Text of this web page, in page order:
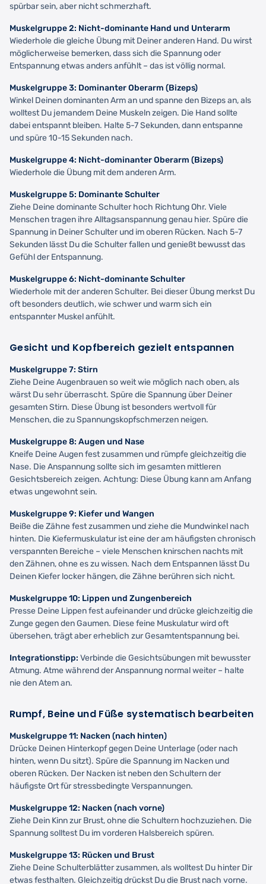
spürbar sein, aber nicht schmerzhaft.
Muskelgruppe 2: Nicht-dominante Hand und Unterarm
Wiederhole die gleiche Übung mit Deiner anderen Hand. Du wirst
möglicherweise bemerken, dass sich die Spannung oder
Entspannung etwas anders anfühlt – das ist völlig normal.
Muskelgruppe 3: Dominanter Oberarm (Bizeps)
Winkel Deinen dominanten Arm an und spanne den Bizeps an, als
wolltest Du jemandem Deine Muskeln zeigen. Die Hand sollte
dabei entspannt bleiben. Halte 5-7 Sekunden, dann entspanne
und spüre 10-15 Sekunden nach.
Muskelgruppe 4: Nicht-dominanter Oberarm (Bizeps)
Wiederhole die Übung mit dem anderen Arm.
Muskelgruppe 5: Dominante Schulter
Ziehe Deine dominante Schulter hoch Richtung Ohr. Viele
Menschen tragen ihre Alltagsanspannung genau hier. Spüre die
Spannung in Deiner Schulter und im oberen Rücken. Nach 5-7
Sekunden lässt Du die Schulter fallen und genießt bewusst das
Gefühl der Entspannung.
Muskelgruppe 6: Nicht-dominante Schulter
Wiederhole mit der anderen Schulter. Bei dieser Übung merkst Du
oft besonders deutlich, wie schwer und warm sich ein
entspannter Muskel anfühlt.
Gesicht und Kopfbereich gezielt entspannen
Muskelgruppe 7: Stirn
Ziehe Deine Augenbrauen so weit wie möglich nach oben, als
wärst Du sehr überrascht. Spüre die Spannung über Deiner
gesamten Stirn. Diese Übung ist besonders wertvoll für
Menschen, die zu Spannungskopfschmerzen neigen.
Muskelgruppe 8: Augen und Nase
Kneife Deine Augen fest zusammen und rümpfe gleichzeitig die
Nase. Die Anspannung sollte sich im gesamten mittleren
Gesichtsbereich zeigen. Achtung: Diese Übung kann am Anfang
etwas ungewohnt sein.
Muskelgruppe 9: Kiefer und Wangen
Beiße die Zähne fest zusammen und ziehe die Mundwinkel nach
hinten. Die Kiefermuskulatur ist eine der am häufigsten chronisch
verspannten Bereiche – viele Menschen knirschen nachts mit
den Zähnen, ohne es zu wissen. Nach dem Entspannen lässt Du
Deinen Kiefer locker hängen, die Zähne berühren sich nicht.
Muskelgruppe 10: Lippen und Zungenbereich
Presse Deine Lippen fest aufeinander und drücke gleichzeitig die
Zunge gegen den Gaumen. Diese feine Muskulatur wird oft
übersehen, trägt aber erheblich zur Gesamtentspannung bei.
Integrationstipp: Verbinde die Gesichtsübungen mit bewusster
Atmung. Atme während der Anspannung normal weiter – halte
nie den Atem an.
Rumpf, Beine und Füße systematisch bearbeiten
Muskelgruppe 11: Nacken (nach hinten)
Drücke Deinen Hinterkopf gegen Deine Unterlage (oder nach
hinten, wenn Du sitzt). Spüre die Spannung im Nacken und
oberen Rücken. Der Nacken ist neben den Schultern der
häufigste Ort für stressbedingte Verspannungen.
Muskelgruppe 12: Nacken (nach vorne)
Ziehe Dein Kinn zur Brust, ohne die Schultern hochzuziehen. Die
Spannung solltest Du im vorderen Halsbereich spüren.
Muskelgruppe 13: Rücken und Brust
Ziehe Deine Schulterblätter zusammen, als wolltest Du hinter Dir
etwas festhalten. Gleichzeitig drückst Du die Brust nach vorne.